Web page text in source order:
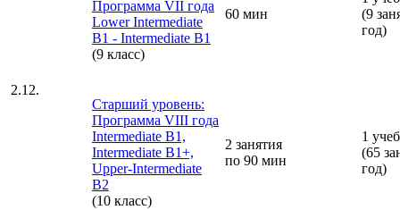
Программа VII года
Lower Intermediate
B1 - Intermediate B1
(9 класс)
60 мин
(9
год)
2.12.
Старший уровень:
Программа VIII года
Intermediate B1,
Intermediate B1+,
Upper-Intermediate
B2
(10 класс)
2 занятия
по 90 мин
1
(65
год)